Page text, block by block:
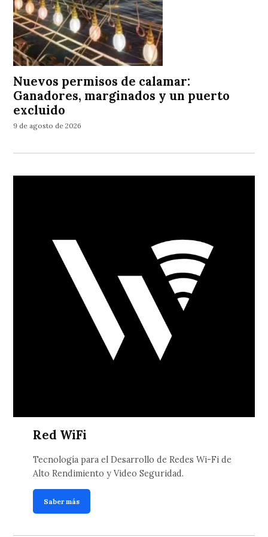
Nuevos permisos de calamar:
Ganadores, marginados y un puerto
excluido
9 de agosto de 2026
Red WiFi
Tecnología para el Desarrollo de Redes Wi-Fi de
Alto Rendimiento y Video Seguridad.
Saber más